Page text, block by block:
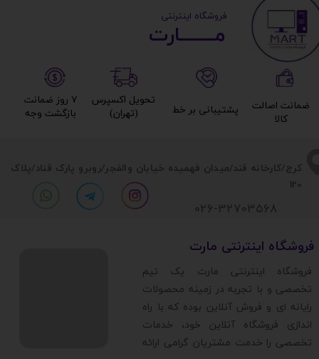
​​کرج/کارخانه قند/میدان فهمیده خیابان والفجر/روبرو پارک قناد/پلاک
120
​فروشگاه اینترنتی مارت
​فروشگاه اینترنتی مارت یک تیم
تخصصی و با تجربه در زمینه محصولات
رایانه ای و فروش آنلاین بوده که با راه
اندازی فروشگاه آنلاین خود، خدمات
تخصصی را خدمت مشتریان گرامی ارائه
026-32703568
مــــــــارت​​​​​​
​ ​فروشگاه اینترنتی
۷ روز ضمانت
بازگشت وجه​​​​​​​
تحویل اکسپرس
(تهران)​​​​​​​
پشتیبانی بر خط​​​​​​​
ضمانت اصالت
کالا​​​​​​​